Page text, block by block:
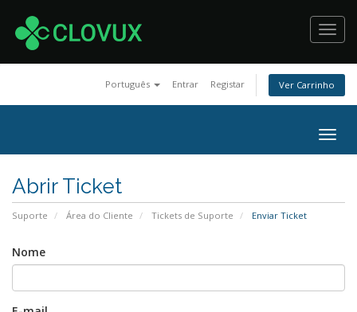
Português Entrar Registar Ver Carrinho
Abrir Ticket
Suporte Área do Cliente Tickets de Suporte Enviar Ticket
Nome